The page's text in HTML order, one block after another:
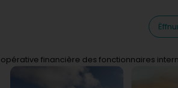
financière des fonctionnaires